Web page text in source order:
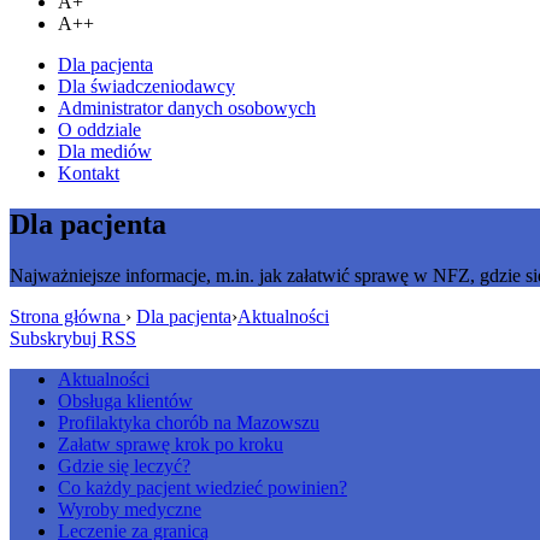
A++
Dla pacjenta
Dla świadczeniodawcy
Administrator danych osobowych
O oddziale
Dla mediów
Kontakt
Dla pacjenta
Najważniejsze informacje, m.in. jak załatwić sprawę w NFZ, gdzie
Strona główna › Dla pacjenta›Aktualności
Subskrybuj RSS
Aktualności
Obsługa klientów
Profilaktyka chorób na Mazowszu
Załatw sprawę krok po kroku
Gdzie się leczyć?
Co każdy pacjent wiedzieć powinien?
Wyroby medyczne
Leczenie za granicą